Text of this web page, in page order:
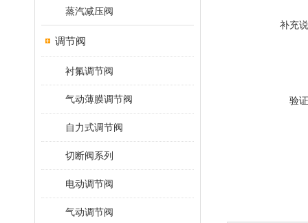
蒸汽减压阀
调节阀
衬氟调节阀
气动薄膜调节阀
自力式调节阀
切断阀系列
电动调节阀
气动调节阀
补充
验